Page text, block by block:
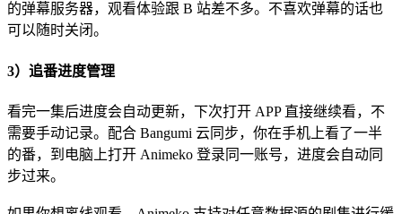
的弹幕服务器，观看体验跟 B 站差不多。不喜欢弹幕的话也
可以随时关闭。
3）追番进度管理
看完一集后进度会自动更新，下次打开 APP 直接继续看，不
需要手动记录。配合 Bangumi 云同步，你在手机上看了一半
的番，到电脑上打开 Animeko 登录同一账号，进度会自动同
步过来。